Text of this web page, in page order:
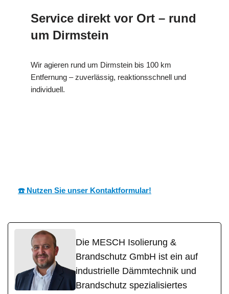
Service direkt vor Ort – rund
um Dirmstein
Wir agieren rund um Dirmstein bis 100 km
Entfernung – zuverlässig, reaktionsschnell und
individuell.
☎️ Nutzen Sie unser Kontaktformular!
Die MESCH Isolierung &
Brandschutz GmbH ist ein auf
industrielle Dämmtechnik und
Brandschutz spezialisiertes